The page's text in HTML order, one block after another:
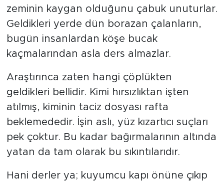
zeminin kaygan olduğunu çabuk unuturlar.
Geldikleri yerde dün borazan çalanların,
bugün insanlardan köşe bucak
kaçmalarından asla ders almazlar.
Araştırınca zaten hangi çöplükten
geldikleri bellidir. Kimi hırsızlıktan işten
atılmış, kiminin taciz dosyası rafta
beklemededir. İşin aslı, yüz kızartıcı suçları
pek çoktur. Bu kadar bağırmalarının altında
yatan da tam olarak bu sıkıntılarıdır.
Hani derler ya; kuyumcu kapı önüne çıkıp